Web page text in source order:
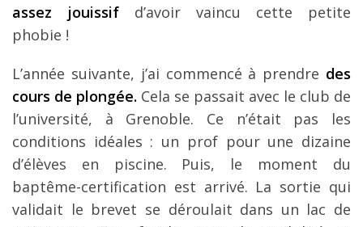
assez jouissif d’avoir vaincu cette petite
phobie !
L’année suivante, j’ai commencé à prendre des
cours de plongée. Cela se passait avec le club de
l’université, à Grenoble. Ce n’était pas les
conditions idéales : un prof pour une dizaine
d’élèves en piscine. Puis, le moment du
baptême-certification est arrivé. La sortie qui
validait le brevet se déroulait dans un lac de